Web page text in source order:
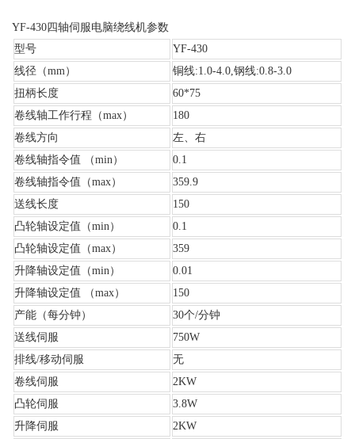
YF-430四轴伺服电脑绕线机参数
型号
YF-430
线径（mm）
铜线:1.0-4.0,钢线:0.8-3.0
扭柄长度
60*75
卷线轴工作行程 （max）
180
卷线方向
左、右
卷线轴指令值
（min）
0.1
卷线轴指令值 （max）
359.9
送线长度
150
凸轮轴设定值 （min）
0.1
凸轮轴设定值 （max）
359
升降轴设定值 （min）
0.01
升降轴设定值
（max）
150
产能（每分钟）
30个/分钟
送线伺服
750W
排线/移动伺服
无
卷线伺服
2KW
凸轮伺服
3.8W
升降伺服
2KW